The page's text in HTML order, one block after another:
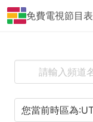
免費電視節目表